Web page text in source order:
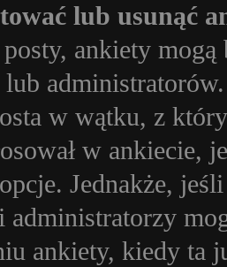
lub usunąć
ankiety
w wątku, z
w ankiecie,
Jednakże,
administratorzy
ankiety, kiedy ta